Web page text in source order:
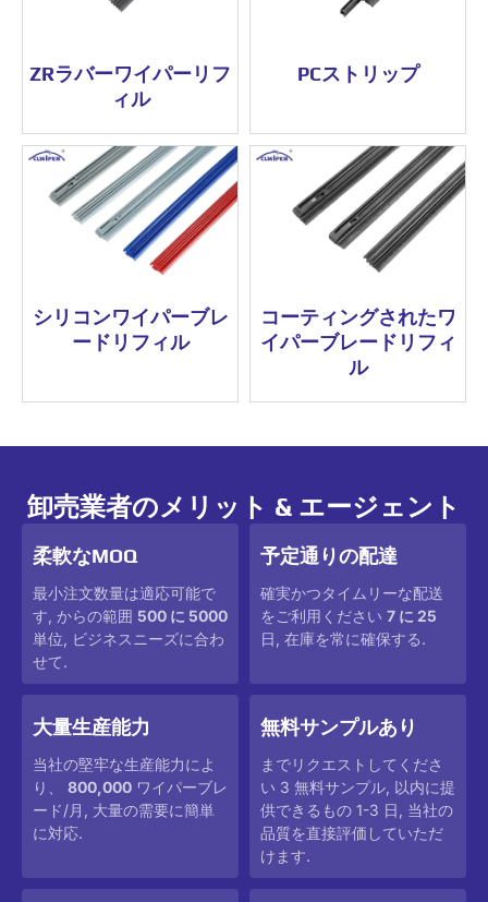
ZRラバーワイパーリフ
ィル
PCストリップ
シリコンワイパーブレ
ードリフィル
コーティングされたワ
イパーブレードリフィ
ル
卸売業者のメリット & エージェント
柔軟なMOQ
最小注文数量は適応可能で
す, からの範囲 500 に 5000
単位, ビジネスニーズに合わ
せて.
予定通りの配達
確実かつタイムリーな配送
をご利用ください 7 に 25
日, 在庫を常に確保する.
大量生産能力
当社の堅牢な生産能力によ
り、 800,000 ワイパーブレ
ード/月, 大量の需要に簡単
に対応.
無料サンプルあり
までリクエストしてくださ
い 3 無料サンプル, 以内に提
供できるもの 1-3 日, 当社の
品質を直接評価していただ
けます.